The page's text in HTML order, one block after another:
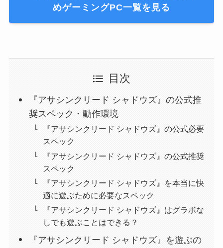
めゲーミングPC一覧を見る
目次
『アサシンクリード シャドウズ』の公式推
奨スペック・動作環境
『アサシンクリード シャドウズ』の公式必要
スペック
『アサシンクリード シャドウズ』の公式推奨
スペック
『アサシンクリード シャドウズ』を本当に快
適に遊ぶために必要なスペック
『アサシンクリード シャドウズ』はグラボな
しでも遊ぶことはできる？
『アサシンクリード シャドウズ』を遊ぶの